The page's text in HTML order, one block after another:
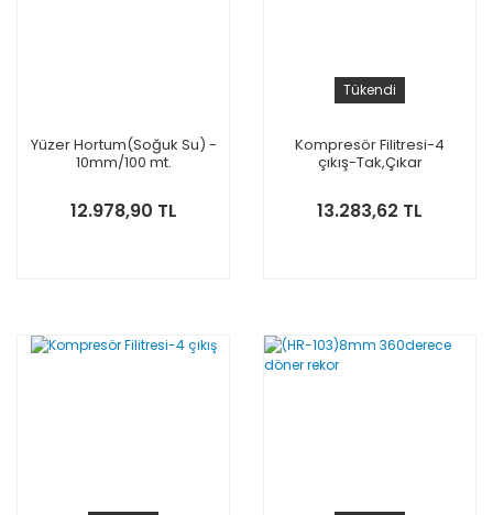
Yüzer Hortum(Soğuk Su) -
10mm/100 mt.
12.978,90 TL
Tükendi
Kompresör Filitresi-4
çıkış-Tak,Çıkar
13.283,62 TL